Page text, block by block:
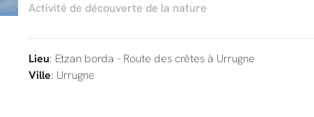
Activité de découverte de la nature
Lieu: Etzan borda - Route des crêtes à Urrugne
Ville: Urrugne